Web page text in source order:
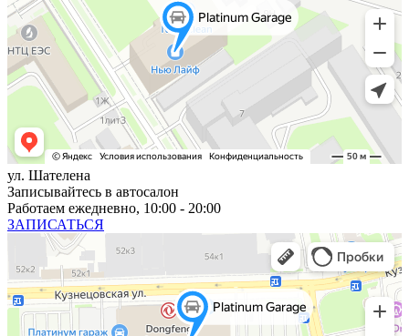
ул. Шателена
Записывайтесь в автосалон
Работаем ежедневно, 10:00 - 20:00
ЗАПИСАТЬСЯ